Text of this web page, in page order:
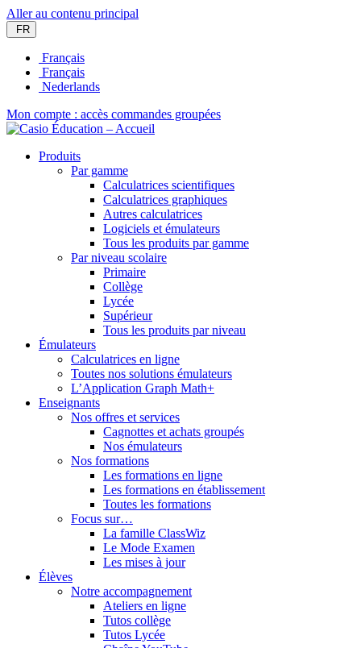
Aller au contenu principal
FR
Français
Français
Nederlands
Mon compte : accès commandes groupées
Produits
Par gamme
Calculatrices scientifiques
Calculatrices graphiques
Autres calculatrices
Logiciels et émulateurs
Tous les produits par gamme
Par niveau scolaire
Primaire
Collège
Lycée
Supérieur
Tous les produits par niveau
Émulateurs
Calculatrices en ligne
Toutes nos solutions émulateurs
L’Application Graph Math+
Enseignants
Nos offres et services
Cagnottes et achats groupés
Nos émulateurs
Nos formations
Les formations en ligne
Les formations en établissement
Toutes les formations
Focus sur…
La famille ClassWiz
Le Mode Examen
Les mises à jour
Élèves
Notre accompagnement
Ateliers en ligne
Tutos collège
Tutos Lycée